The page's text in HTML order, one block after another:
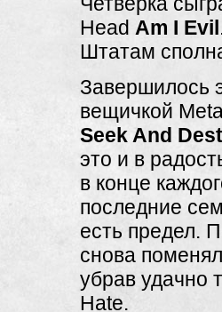
Head Am I Evil
Штатам
Завершилось
вещичкой
Seek And
это и в
в конце
последние
есть предел.
снова
убрав удачно
Hate.